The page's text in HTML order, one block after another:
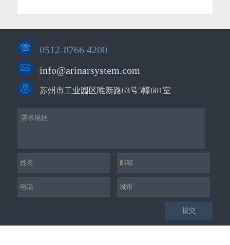
0512-8766 4200
info@arinarsystem.com
苏州市工业园区唯新路63号5幢601室
提交